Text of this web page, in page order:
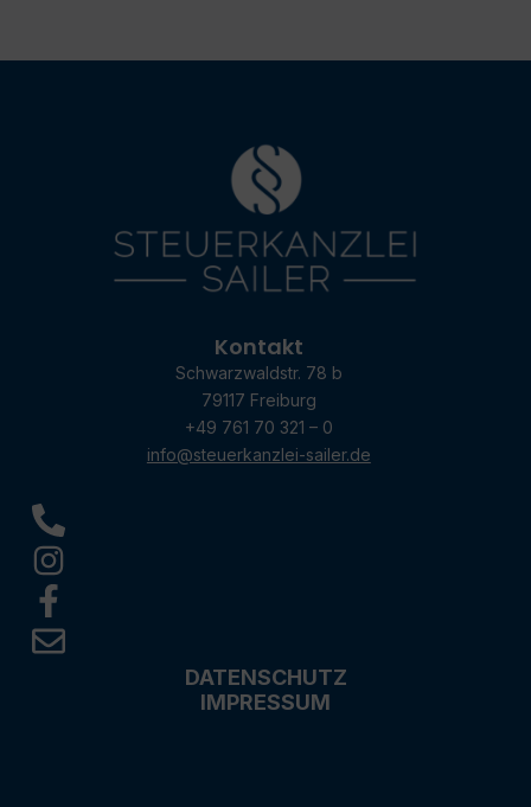
Kontakt
Schwarzwaldstr. 78 b
79117 Freiburg
+49 761 70 321 – 0
info@steuerkanzlei-sailer.de
DATENSCHUTZ
IMPRESSUM